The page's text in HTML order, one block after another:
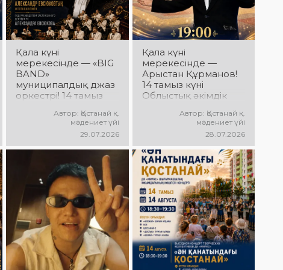
өнер көрсетеді!
@ne_prosto_orchestra
МЕРЕКЕЛІК ІС-
ШАРАЛАР
БАҒДАРЛАМАСЫ
Қала күні
мерекесінде — «BIG
BAND»
муниципалдық джаз
оркестрі! 14 тамыз
әкімдік алаңында
«BIG BAND»
муниципалдық джаз
оркестрінің концерті
өтеді! Оркестр
жетекшісі — ҚР
еңбек сіңірген
қайраткері
Александр Евсюков.
Музыкалық жетекші-
аранжировщик —
Геннадий Стаканов.
Сіздерді жанды
музыка, жарқын
Автор: Қостанай қ.
мәдениет үйі
29.07.2026
Қала күні
мерекесінде —
Арыстан Құрманов!
14 тамыз күні
Облыстық әкімдік
Құрмановтың
«Айналдым атыңнан,
Қостанай» атты
концерттік
бағдарламасы өтеді!
Сіздерді сүйікті
әндер, әсерлі
орындау мен
көтеріңкі мерекелік
көңіл күй күтеді!
Автор: Қостанай қ.
мәдениет үйі
28.07.2026